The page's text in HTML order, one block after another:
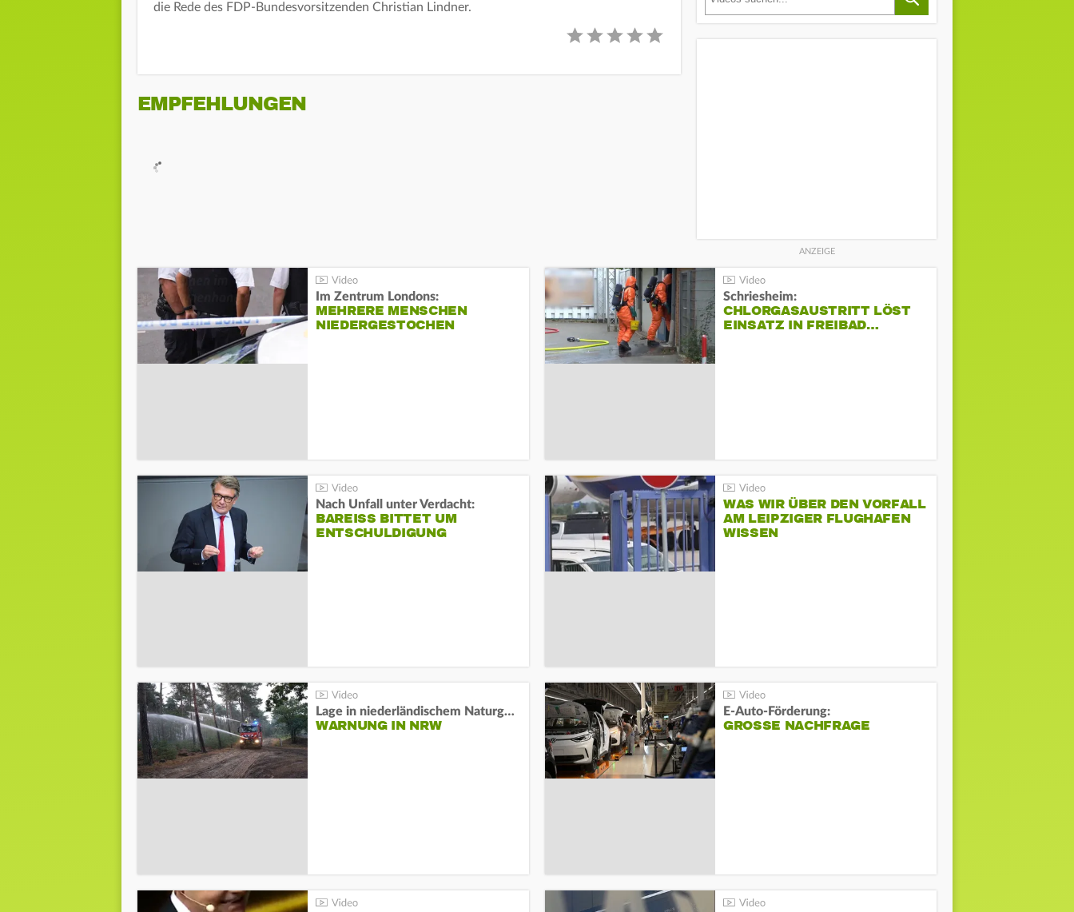
die Rede des FDP-Bundesvorsitzenden Christian Lindner.
EMPFEHLUNGEN
Im Zentrum Londons:
MEHRERE MENSCHEN
NIEDERGESTOCHEN
Schriesheim:
CHLORGASAUSTRITT LÖST
EINSATZ IN FREIBAD…
Nach Unfall unter Verdacht:
BAREISS BITTET UM E
NTSCHULDIGUNG
WAS WIR ÜBER DEN VORFALL
AM LEIPZIGER FLUGHAFEN
WISSEN
Lage in niederländischem Naturgebiet stabil
WARNUNG IN NRW
E-Auto-Förderung:
GROSSE NACHFRAGE